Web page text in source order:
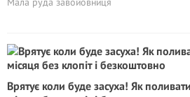
Врятує коли буде засуха! Як